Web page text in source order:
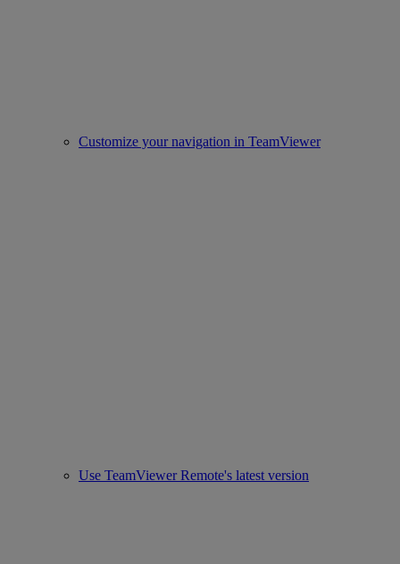
Customize your navigation in TeamViewer
Use TeamViewer Remote's latest version